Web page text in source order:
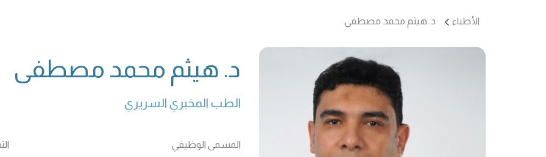
الأطباء د. هيثم محمد مصطفى
د. هيثم محمد مصطفى
الطب المخبري السريري
المسمى الوظيفي